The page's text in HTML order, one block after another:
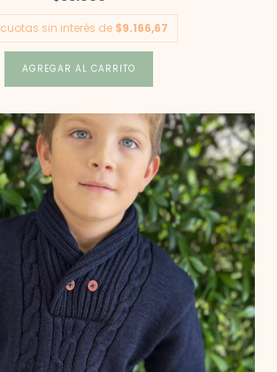
cuotas sin interés de $9.166,67
AGREGAR AL CARRITO